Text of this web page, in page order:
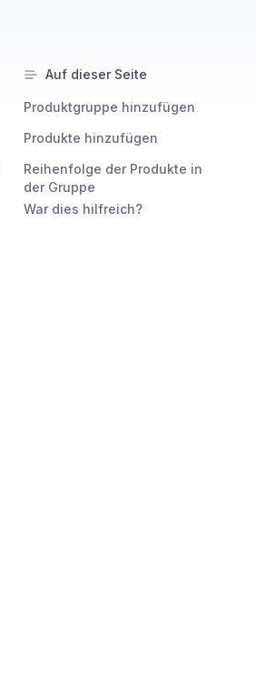
Auf dieser Seite
Produktgruppe hinzufügen
Produkte hinzufügen
Reihenfolge der Produkte in
der Gruppe
War dies hilfreich?